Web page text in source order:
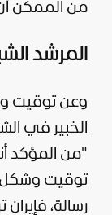
من الممكن
المرشد
وعن توقيت
الخبير في
"من المؤكد
توقيت وشكل
رسالة،